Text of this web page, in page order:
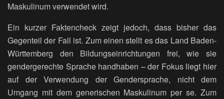
Maskulinum verwendet wird.
Ein kurzer Faktencheck zeigt jedoch, dass bisher das
Gegenteil der Fall ist. Zum einen stellt es das Land Baden-
Württemberg den Bildungseinrichtungen frei, wie sie
gendergerechte Sprache handhaben – der Fokus liegt hier
auf der Verwendung der Gendersprache, nicht dem
Umgang mit dem generischen Maskulinum per se. Zum